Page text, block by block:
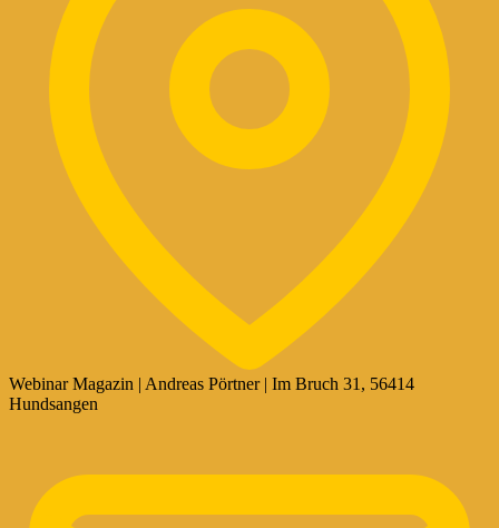
Webinar Magazin | Andreas Pörtner | Im Bruch 31, 56414
Hundsangen